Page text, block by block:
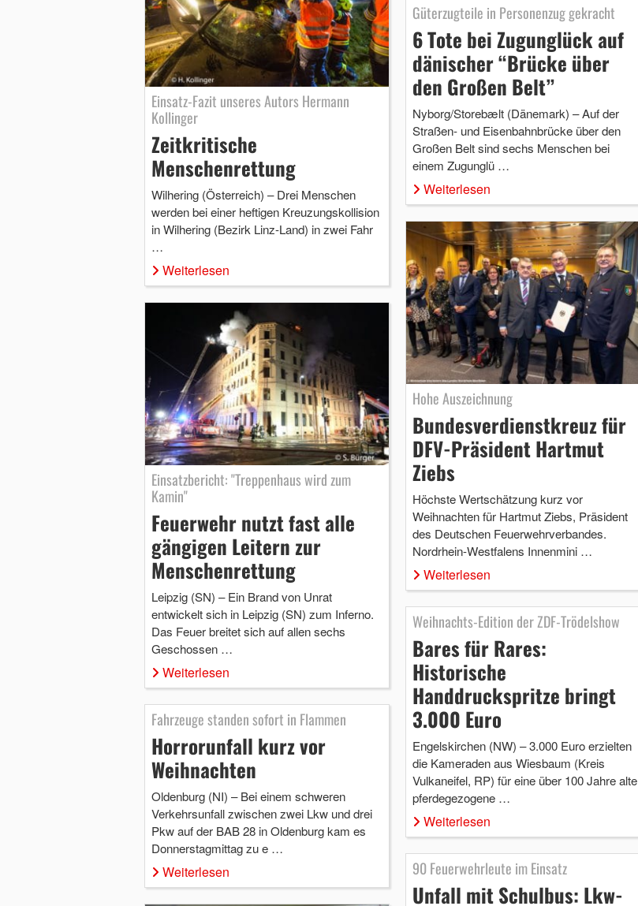
Einsatz-Fazit unseres Autors Hermann
Kollinger
Zeitkritische
Menschenrettung
Wilhering (Österreich) – Drei Menschen
werden bei einer heftigen Kreuzungskollision
in Wilhering (Bezirk Linz-Land) in zwei Fahr
…
Weiterlesen
Güterzugteile in Personenzug gekracht
6 Tote bei Zugunglück auf
dänischer “Brücke über
den Großen Belt”
Nyborg/Storebælt (Dänemark) – Auf der
Straßen- und Eisenbahnbrücke über den
Großen Belt sind sechs Menschen bei
einem Zugunglü …
Weiterlesen
Einsatzbericht: "Treppenhaus wird zum
Kamin"
Feuerwehr nutzt fast alle
gängigen Leitern zur
Menschenrettung
Leipzig (SN) – Ein Brand von Unrat
entwickelt sich in Leipzig (SN) zum Inferno.
Das Feuer breitet sich auf allen sechs
Geschossen …
Weiterlesen
Hohe Auszeichnung
Bundesverdienstkreuz für
DFV-Präsident Hartmut
Ziebs
Höchste Wertschätzung kurz vor
Weihnachten für Hartmut Ziebs, Präsident
des Deutschen Feuerwehrverbandes.
Nordrhein-Westfalens Innenmini …
Weiterlesen
Fahrzeuge standen sofort in Flammen
Horrorunfall kurz vor
Weihnachten
Oldenburg (NI) – Bei einem schweren
Verkehrsunfall zwischen zwei Lkw und drei
Pkw auf der BAB 28 in Oldenburg kam es
Donnerstagmittag zu e …
Weiterlesen
Weihnachts-Edition der ZDF-Trödelshow
Bares für Rares:
Historische
Handdruckspritze bringt
3.000 Euro
Engelskirchen (NW) – 3.000 Euro erzielten
die Kameraden aus Wiesbaum (Kreis
Vulkaneifel, RP) für eine über 100 Jahre alte
pferdegezogene …
Weiterlesen
90 Feuerwehrleute im Einsatz
Unfall mit Schulbus: Lkw-